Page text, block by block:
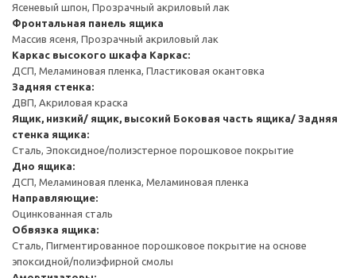
Ясеневый шпон, Прозрачный акриловый лак
Фронтальная панель ящика
Массив ясеня, Прозрачный акриловый лак
Каркас высокого шкафа Каркас:
ДСП, Меламиновая пленка, Пластиковая окантовка
Задняя стенка:
ДВП, Акриловая краска
Ящик, низкий/ ящик, высокий Боковая часть ящика/ Задняя
стенка ящика:
Сталь, Эпоксидное/полиэстерное порошковое покрытие
Дно ящика:
ДСП, Меламиновая пленка, Меламиновая пленка
Направляющие:
Оцинкованная сталь
Обвязка ящика:
Сталь, Пигментированное порошковое покрытие на основе
эпоксидной/полиэфирной смолы